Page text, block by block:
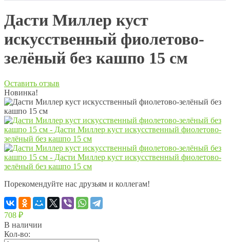
Дасти Миллер куст
искусственный фиолетово-
зелёный без кашпо 15 см
Оставить отзыв
Новинка!
Порекомендуйте нас друзьям и коллегам!
708 ₽
В наличии
Кол-во: